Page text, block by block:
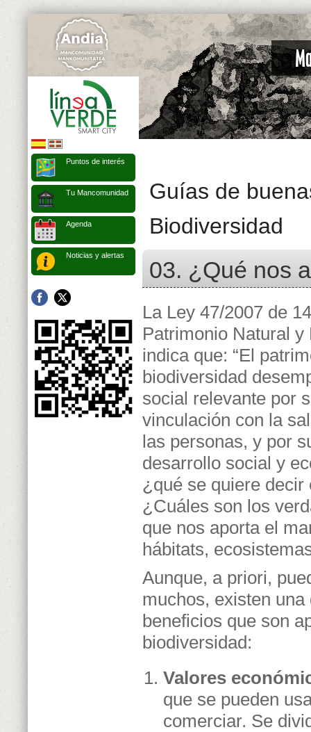
Puntos de interés
Tu Mancomunidad
Agenda
Noticias y alertas
Guías de
Biodiversidad
03. ¿Qué nos
La Ley 47/2007 de
Patrimonio Natural
indica que: “El
biodiversidad
social relevante por
vinculación con la
las personas, y por
desarrollo social y
¿qué se quiere decir
¿Cuáles son los
que nos aporta el
hábitats,
Aunque, a priori,
muchos, existen
beneficios que son
biodiversidad:
Valores
que se pueden
comerciar. Se